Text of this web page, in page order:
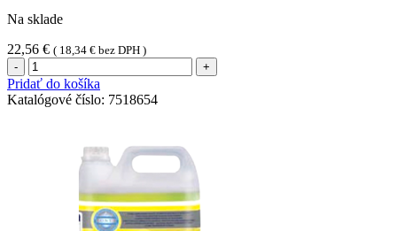
0,75l
Na sklade
22,56 € ( 18,34 € bez DPH )
množstvo
Cif
Pro
Formula
Pridať do košíka
Katalógové číslo: 7518654